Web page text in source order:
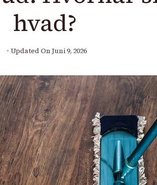
hvad?
Updated On Juni 9, 2026